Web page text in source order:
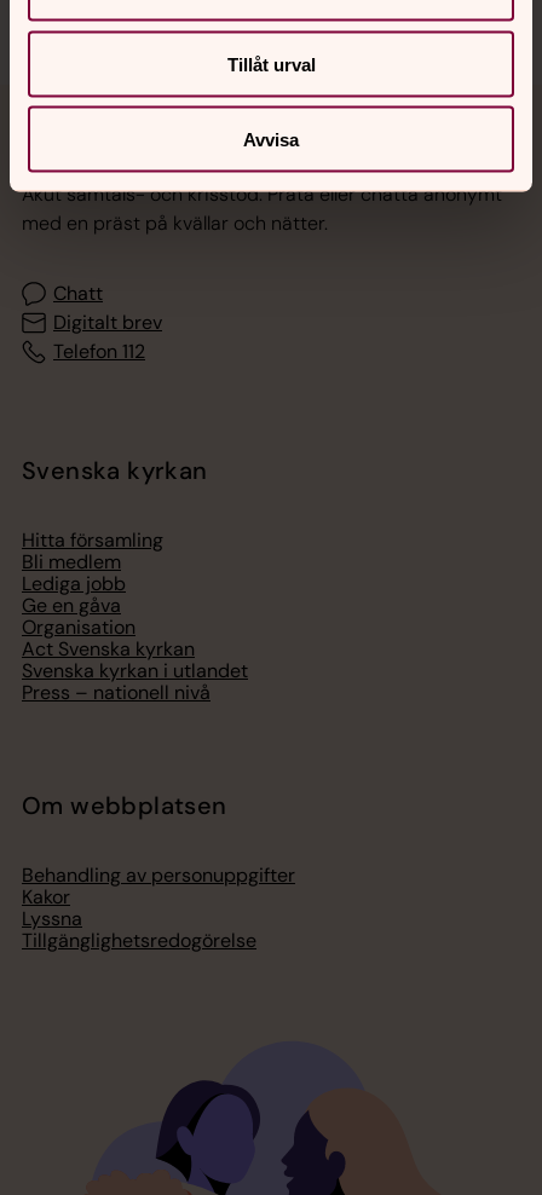
Tillåt urval
Avvisa
Jourhavande präst
Akut samtals- och krisstöd. Prata eller chatta anonymt
med en präst på kvällar och nätter.
Chatt
Digitalt brev
Telefon 112
Svenska kyrkan
Hitta församling
Bli medlem
Lediga jobb
Ge en gåva
Organisation
Act Svenska kyrkan
Svenska kyrkan i utlandet
Press – nationell nivå
Om webbplatsen
Behandling av personuppgifter
Kakor
Lyssna
Tillgänglighetsredogörelse